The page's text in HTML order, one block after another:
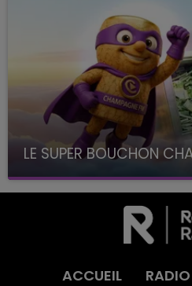
LE SUPER BOUCHON
avec La Famille
ACCUEIL RADIO